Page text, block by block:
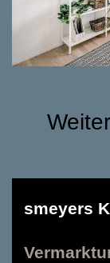
smeyers